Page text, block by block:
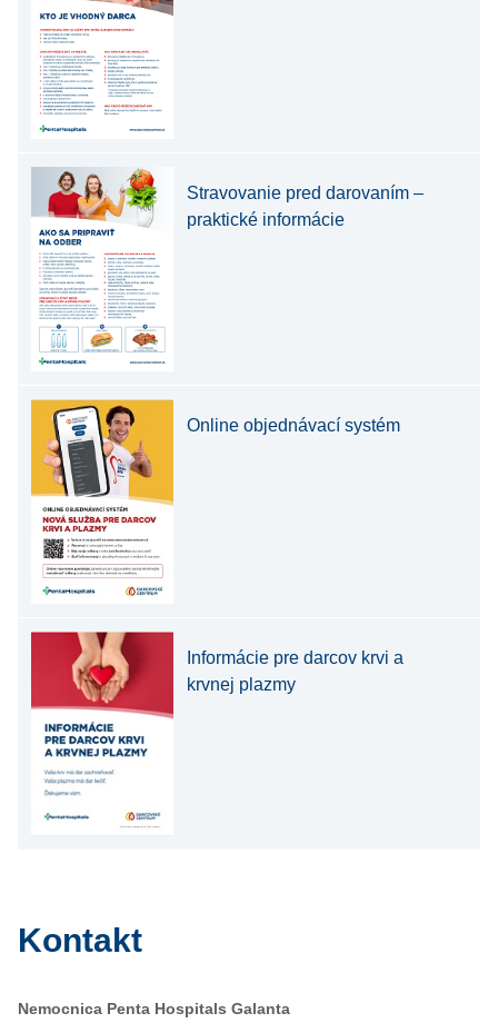
Stravovanie pred darovaním –
praktické informácie
Online objednávací systém
Informácie pre darcov krvi a
krvnej plazmy
Kontakt
Nemocnica Penta Hospitals Galanta